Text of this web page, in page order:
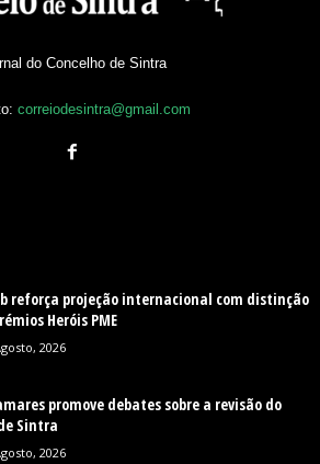
do Concelho de Sintra
correiodesintra@gmail.com
reforça projeção internacional com distinção
Heróis PME
2026
promove debates sobre a revisão do
Sintra
2026